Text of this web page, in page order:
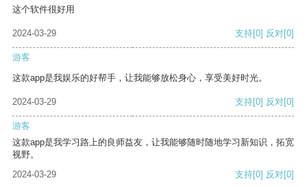
这个软件很好用
2024-03-29 支持[0] 反对[0]
游客
这款app是我娱乐的好帮手，让我能够放松身心，享受美好时光。
2024-03-29 支持[0] 反对[0]
游客
这款app是我学习路上的良师益友，让我能够随时随地学习新知识，拓宽
视野。
2024-03-29
支持[0] 反对[0]